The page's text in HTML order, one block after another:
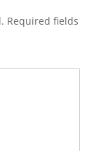
Required fields